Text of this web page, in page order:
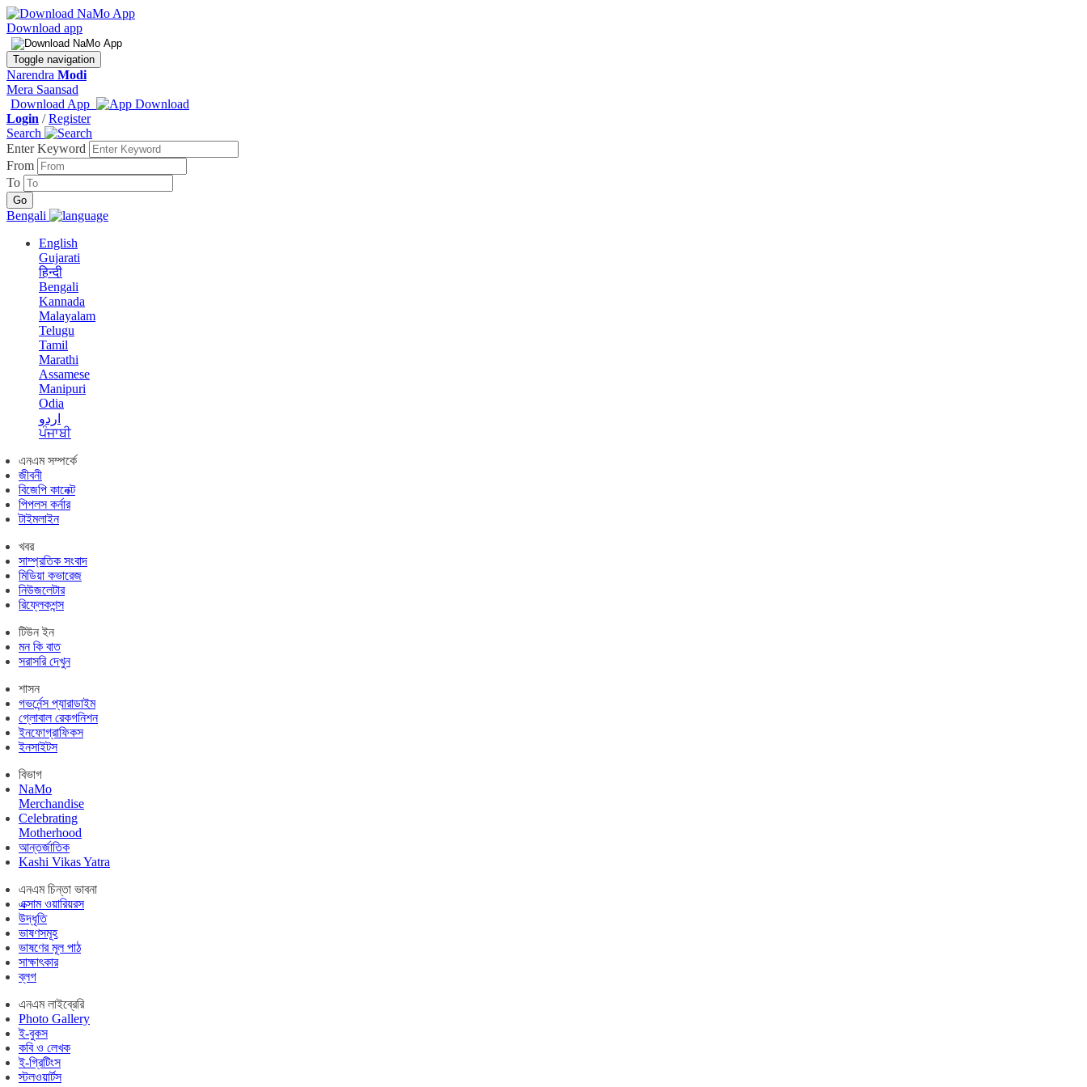
Download app
Toggle navigation
Narendra Modi
Mera Saansad
Download App
Login /Register
Search
Enter Keyword
From
To
Bengali
English
Gujarati
हिन्दी
Bengali
Kannada
Malayalam
Telugu
Tamil
Marathi
Assamese
Manipuri
Odia
اردو
ਪੰਜਾਬੀ
এনএম সম্পর্কে
জীবনী
বিজেপি কানেক্ট
পিপলস কর্নার
টাইমলাইন
খবর
সাম্প্রতিক সংবাদ
মিডিয়া কভারেজ
নিউজলেটার
রিফ্লেকশন্স
টিউন ইন
মন কি বাত
সরাসরি দেখুন
শাসন
গভর্নেন্স প্যারাডাইম
গ্লোবাল রেকগনিশন
ইনফোগ্রাফিকস
ইনসাইটস
বিভাগ
NaMo
Merchandise
Celebrating
Motherhood
আন্তর্জাতিক
Kashi Vikas Yatra
এনএম চিন্তা ভাবনা
এক্সাম ওয়ারিয়রস
উদ্ধৃতি
ভাষণসমূহ
ভাষণের মূল পাঠ
সাক্ষাৎকার
ব্লগ
এনএম লাইব্রেরি
Photo Gallery
ই-বুকস
কবি ও লেখক
ই-গ্রিটিংস
স্টলওয়ার্টস